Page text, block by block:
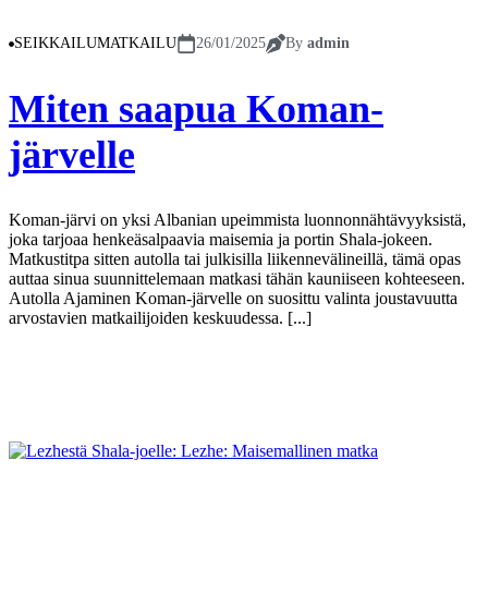
SEIKKAILUMATKAILU 26/01/2025 By admin
Miten saapua Koman-
järvelle
Koman-järvi on yksi Albanian upeimmista luonnonnähtävyyksistä,
joka tarjoaa henkeäsalpaavia maisemia ja portin Shala-jokeen.
Matkustitpa sitten autolla tai julkisilla liikennevälineillä, tämä opas
auttaa sinua suunnittelemaan matkasi tähän kauniiseen kohteeseen.
Autolla Ajaminen Koman-järvelle on suosittu valinta joustavuutta
arvostavien matkailijoiden keskuudessa. [...]